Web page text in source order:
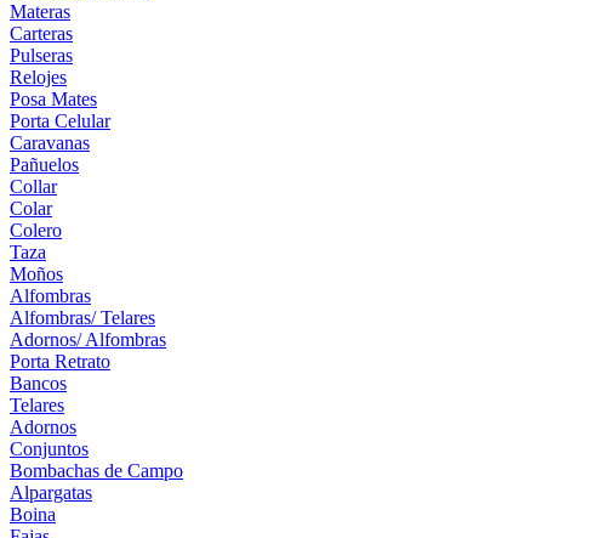
Materas
Carteras
Pulseras
Relojes
Posa Mates
Porta Celular
Caravanas
Pañuelos
Collar
Colar
Colero
Taza
Moños
Alfombras
Alfombras/ Telares
Adornos/ Alfombras
Porta Retrato
Bancos
Telares
Adornos
Conjuntos
Bombachas de Campo
Alpargatas
Boina